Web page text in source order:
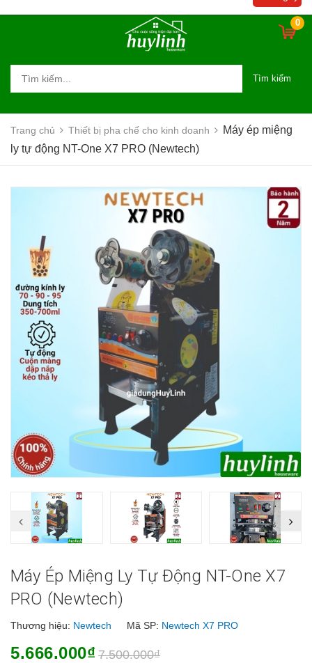
0
Tìm kiếm
Trang chủ Thiết bị pha chế cho kinh doanh
Máy ép miệng
ly tự động NT-One X7 PRO (Newtech)
Máy Ép Miệng Ly Tự Động NT-One X7
PRO (Newtech)
Thương hiệu: Newtech Mã SP: Newtech X7 PRO
5.666.000₫ 7.500.000₫